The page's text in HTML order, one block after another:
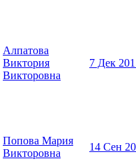
Алпатова
Виктория
Викторовна
7 Дек
Попова Мария
Викторовна
14 Сен